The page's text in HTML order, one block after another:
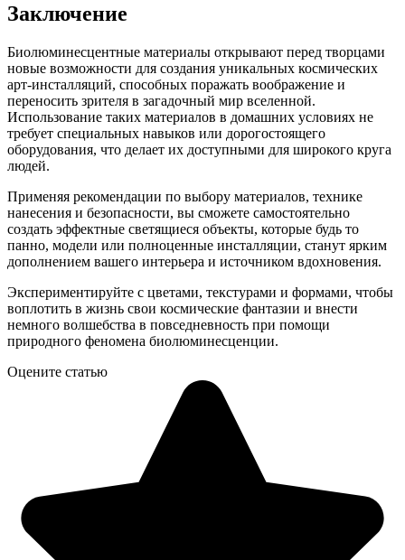
Заключение
Биолюминесцентные материалы открывают перед творцами
новые возможности для создания уникальных космических
арт-инсталляций, способных поражать воображение и
переносить зрителя в загадочный мир вселенной.
Использование таких материалов в домашних условиях не
требует специальных навыков или дорогостоящего
оборудования, что делает их доступными для широкого круга
людей.
Применяя рекомендации по выбору материалов, технике
нанесения и безопасности, вы сможете самостоятельно
создать эффектные светящиеся объекты, которые будь то
панно, модели или полноценные инсталляции, станут ярким
дополнением вашего интерьера и источником вдохновения.
Экспериментируйте с цветами, текстурами и формами, чтобы
воплотить в жизнь свои космические фантазии и внести
немного волшебства в повседневность при помощи
природного феномена биолюминесценции.
Оцените статью